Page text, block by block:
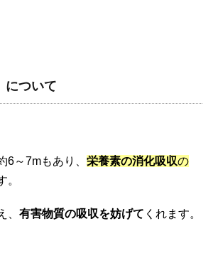
について
6～7mもあり、 栄養素の消化吸収の
。
、 有害物質の吸収を妨げて くれます。